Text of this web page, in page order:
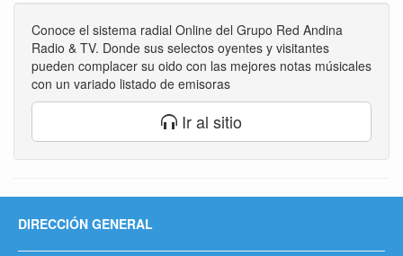
Conoce el sistema radial Online del Grupo Red Andina
Radio & TV. Donde sus selectos oyentes y visitantes
pueden complacer su oido con las mejores notas músicales
con un variado listado de emisoras
Ir al sitio
DIRECCIÓN GENERAL